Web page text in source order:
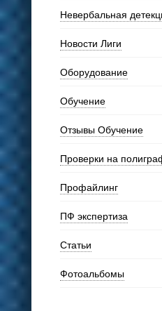
Невербальная
Новости Лиги
Оборудование
Обучение
Отзывы Обучение
Проверки на
Профайлинг
ПФ экспертиза
Статьи
Фотоальбомы